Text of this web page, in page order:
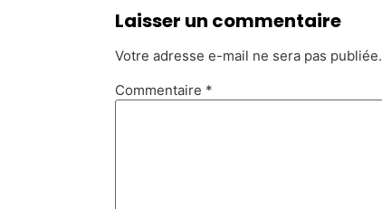
Laisser un commentaire
Votre adresse e-mail ne sera pas publiée.
Commentaire *